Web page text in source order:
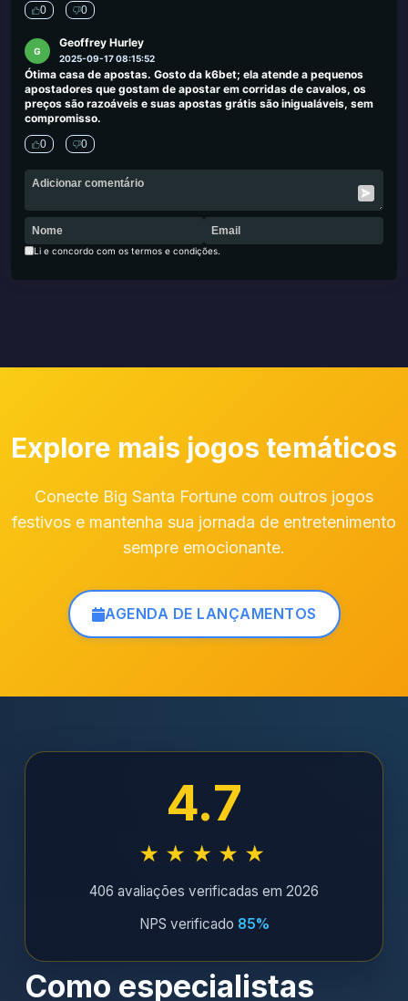
0 0
G
Geoffrey Hurley
2025-09-17 08:15:52
Ótima casa de apostas. Gosto da k6bet; ela atende a pequenos
apostadores que gostam de apostar em corridas de cavalos, os
preços são razoáveis ​​e suas apostas grátis são inigualáveis, sem
compromisso.
0 0
Li e concordo com os termos e condições.
Explore mais jogos temáticos
Conecte Big Santa Fortune com outros jogos
festivos e mantenha sua jornada de entretenimento
sempre emocionante.
AGENDA DE LANÇAMENTOS
4.7
★★★★★
406 avaliações verificadas em 2026
NPS verificado 85%
Como especialistas